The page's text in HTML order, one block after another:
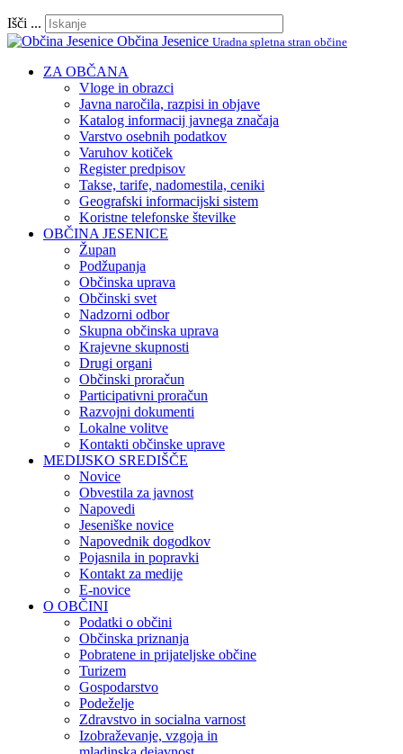
Išči ...
Občina Jesenice Uradna spletna stran občine
ZA OBČANA
Vloge in obrazci
Javna naročila, razpisi in objave
Katalog informacij javnega značaja
Varstvo osebnih podatkov
Varuhov kotiček
Register predpisov
Takse, tarife, nadomestila, ceniki
Geografski informacijski sistem
Koristne telefonske številke
OBČINA JESENICE
Župan
Podžupanja
Občinska uprava
Občinski svet
Nadzorni odbor
Skupna občinska uprava
Krajevne skupnosti
Drugi organi
Občinski proračun
Participativni proračun
Razvojni dokumenti
Lokalne volitve
Kontakti občinske uprave
MEDIJSKO SREDIŠČE
Novice
Obvestila za javnost
Napovedi
Jeseniške novice
Napovednik dogodkov
Pojasnila in popravki
Kontakt za medije
E-novice
O OBČINI
Podatki o občini
Občinska priznanja
Pobratene in prijateljske občine
Turizem
Gospodarstvo
Podeželje
Zdravstvo in socialna varnost
Izobraževanje, vzgoja in